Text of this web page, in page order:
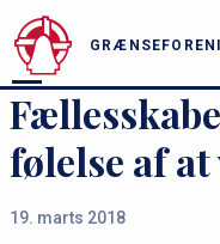
til
hovedindhold
følelse af
19. marts 2018